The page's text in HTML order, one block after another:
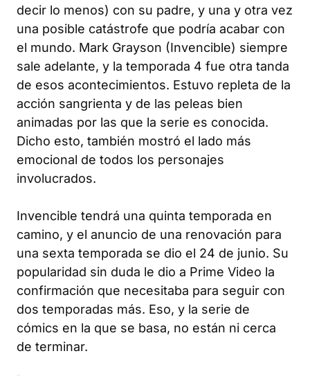
decir lo menos) con su padre, y una y otra vez
una posible catástrofe que podría acabar con
el mundo. Mark Grayson (Invencible) siempre
sale adelante, y la temporada 4 fue otra tanda
de esos acontecimientos. Estuvo repleta de la
acción sangrienta y de las peleas bien
animadas por las que la serie es conocida.
Dicho esto, también mostró el lado más
emocional de todos los personajes
involucrados.
Invencible tendrá una quinta temporada en
camino, y el anuncio de una renovación para
una sexta temporada se dio el 24 de junio. Su
popularidad sin duda le dio a Prime Video la
confirmación que necesitaba para seguir con
dos temporadas más. Eso, y la serie de
cómics en la que se basa, no están ni cerca
de terminar.